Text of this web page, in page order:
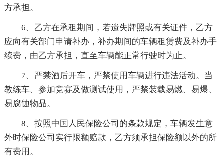
方承担。
6、乙方在承租期间，若遗失牌照或有关证件，乙方
应向有关部门申请补办，补办期间的车辆租赁费及补办手
续费，由乙方承担，直至车辆能正常行驶时为止。
7、严禁酒后开车，严禁使用车辆进行违法活动。当
教练车、参加竞赛及做测试使用，严禁装载易燃、易爆、
易腐蚀物品。
8、按照中国人民保险公司的条款规定，车辆发生意
外时保险公司实行限额赔款，乙方须承担保险额以外的所
有费用。